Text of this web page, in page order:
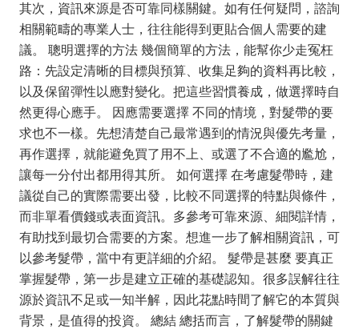
其次，資訊來源是否可靠同樣關鍵。如有任何疑問，諮詢
相關範疇的專業人士，往往能得到更貼合個人需要的建
議。 聰明選擇的方法 幾個簡單的方法，能幫你少走冤枉
路：先設定清晰的目標與預算、收集足夠的資料再比較，
以及保留彈性以應對變化。把這些習慣養成，做選擇時自
然更得心應手。 因應需要選擇 不同的情境，對髮帶的要
求也不一樣。先想清楚自己最常遇到的情況與優先考量，
再作選擇，就能避免買了用不上、或選了不合適的尷尬，
讓每一分付出都用得其所。 如何選擇 在考慮髮帶時，建
議從自己的實際需要出發，比較不同選擇的特點與條件，
而非單看價錢或表面資訊。多參考可靠來源、細閱詳情，
有助找到最切合需要的方案。想進一步了解相關資訊，可
以參考髮帶，當中有更詳細的介紹。 髮帶是甚麼 要真正
掌握髮帶，第一步是建立正確的基礎認知。很多誤解往往
源於資訊不足或一知半解，因此花點時間了解它的本質與
背景，是值得的投資。 總結 總括而言，了解髮帶的關鍵